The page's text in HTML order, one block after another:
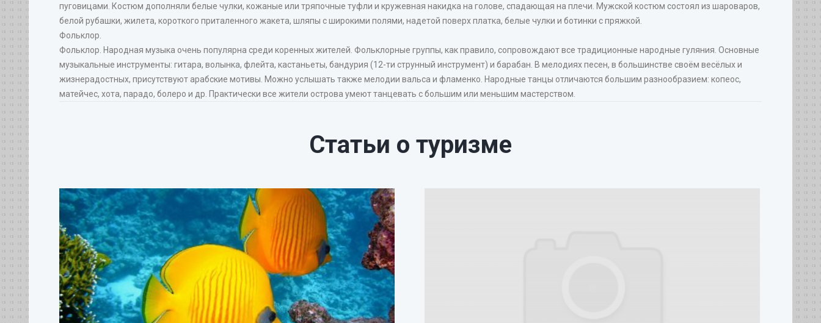
пуговицами. Костюм дополняли белые чулки, кожаные или тряпочные туфли и кружевная накидка на голове, спадающая на плечи. Мужской костюм состоял из шароваров,
белой рубашки, жилета, короткого приталенного жакета, шляпы с широкими полями, надетой поверх платка, белые чулки и ботинки с пряжкой.
Фольклор.
Фольклор. Народная музыка очень популярна среди коренных жителей. Фольклорные группы, как правило, сопровождают все традиционные народные гуляния. Основные
музыкальные инструменты: гитара, волынка, флейта, кастаньеты, бандурия (12-ти струнный инструмент) и барабан. В мелодиях песен, в большинстве своём весёлых и
жизнерадостных, присутствуют арабские мотивы. Можно услышать также мелодии вальса и фламенко. Народные танцы отличаются большим разнообразием: копеос,
матейчес, хота, парадо, болеро и др. Практически все жители острова умеют танцевать с большим или меньшим мастерством.
Статьи о туризме